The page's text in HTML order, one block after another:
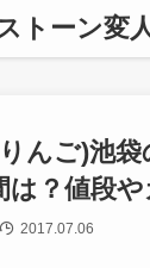
トーン変
んご)池
は？値段や
2017.07.06